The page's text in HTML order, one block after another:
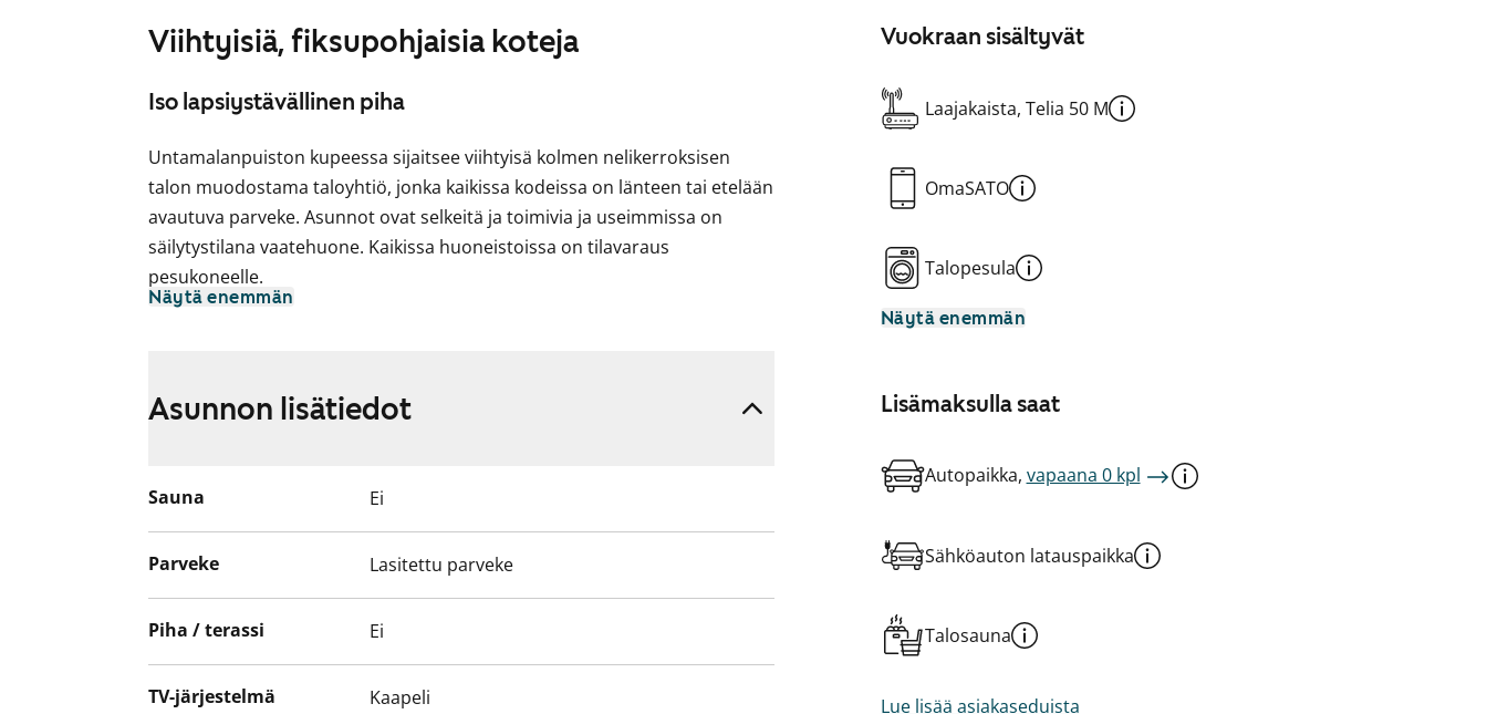
Viihtyisiä, fiksupohjaisia koteja
Iso lapsiystävällinen piha
Untamalanpuiston kupeessa sijaitsee viihtyisä kolmen nelikerroksisen
talon muodostama taloyhtiö, jonka kaikissa kodeissa on länteen tai etelään
avautuva parveke. Asunnot ovat selkeitä ja toimivia ja useimmissa on
säilytystilana vaatehuone. Kaikissa huoneistoissa on tilavaraus
pesukoneelle.
Näytä enemmän
Vuokraan sisältyvät
Laajakaista, Telia 50 M
OmaSATO
Talopesula
Näytä enemmän
Lisämaksulla saat
Autopaikka, vapaana 0 kpl
Sähköauton latauspaikka
Talosauna
Lue lisää asiakaseduista
Asunnon lisätiedot
Sauna Ei
Parveke Lasitettu parveke
Piha / terassi Ei
TV-järjestelmä Kaapeli